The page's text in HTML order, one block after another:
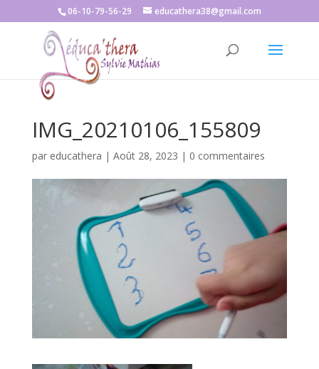
06-10-79-56-29 educathera38@gmail.com
IMG_20210106_155809
par educathera | Août 28, 2023 | 0 commentaires